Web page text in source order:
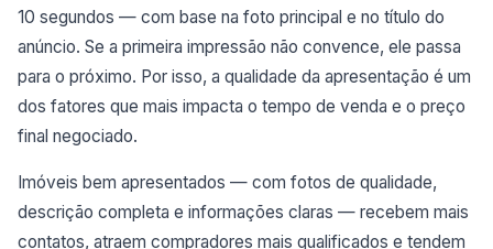
10 segundos — com base na foto principal e no título do
anúncio. Se a primeira impressão não convence, ele passa
para o próximo. Por isso, a qualidade da apresentação é um
dos fatores que mais impacta o tempo de venda e o preço
final negociado.
Imóveis bem apresentados — com fotos de qualidade,
descrição completa e informações claras — recebem mais
contatos, atraem compradores mais qualificados e tendem